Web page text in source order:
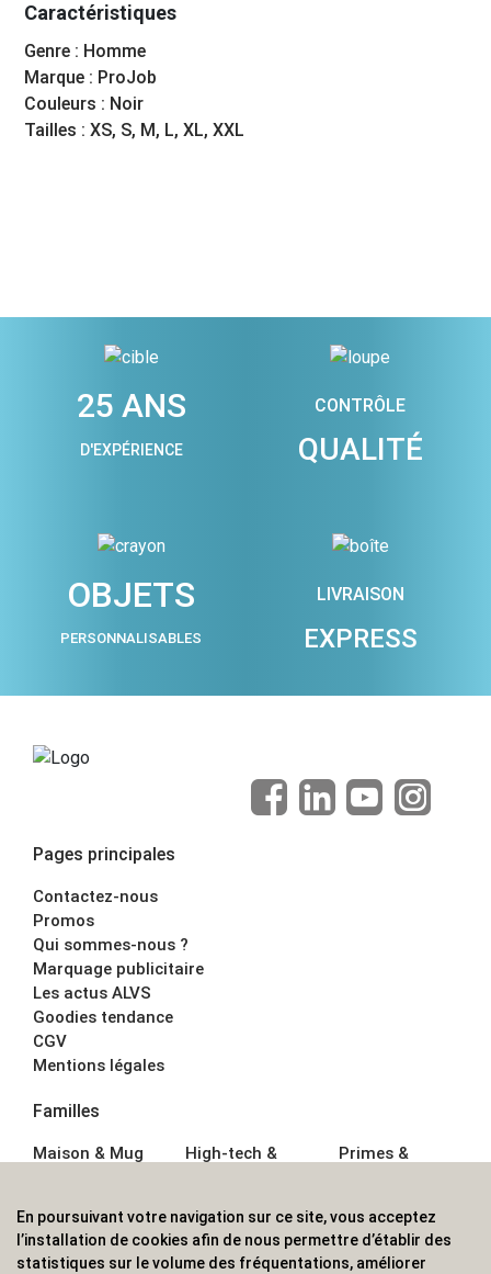
Caractéristiques
Genre : Homme
Marque : ProJob
Couleurs : Noir
Tailles : XS, S, M, L, XL, XXL
25 ANS
D'EXPÉRIENCE
CONTRÔLE
QUALITÉ
OBJETS
PERSONNALISABLES
LIVRAISON
EXPRESS
Pages principales
Contactez-nous
Promos
Qui sommes-nous ?
Marquage publicitaire
Les actus ALVS
Goodies tendance
CGV
Mentions légales
Familles
Maison & Mug
Écriture
Bagagerie sacs
High-tech &
Sport &
Outdoor
Primes &
Boisson
Textile &
En poursuivant votre navigation sur ce site, vous acceptez
l’installation de cookies afin de nous permettre d’établir des
statistiques sur le volume des fréquentations, améliorer